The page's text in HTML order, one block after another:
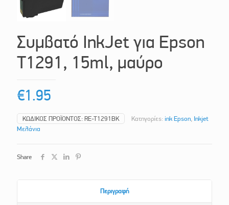
Συμβατό InkJet για Epson
T1291, 15ml, μαύρο
€1.95
ΚΩΔΙΚΌΣ ΠΡΟΪΌΝΤΟΣ: RE-T1291BK Κατηγορίες: ink Epson Inkjet
Μελάνια
Share
Περιγραφή